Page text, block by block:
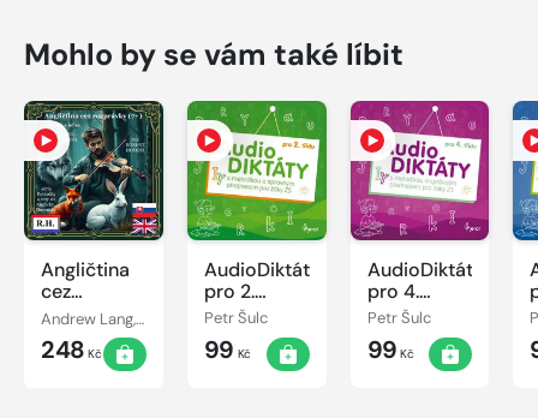
Mohlo by se vám také líbit
Angličtina
cez
rozprávky
(7+)
Andrew Lang, Róbert Hodoši
248 Kč
AudioDiktáty
pro 2.
ročník
Petr Šulc
99 Kč
AudioDiktáty
pro 4.
ročník
Petr Šulc
99 Kč